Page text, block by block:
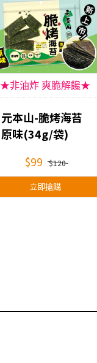
★非油炸 爽脆解饞★
元本山-脆烤海苔
原味(34g/袋)
$99
$120
立即搶購